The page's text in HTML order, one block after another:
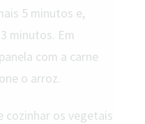
5 minutos e,
minutos. Em
com a carne
o arroz.
cozinhar os vegetais